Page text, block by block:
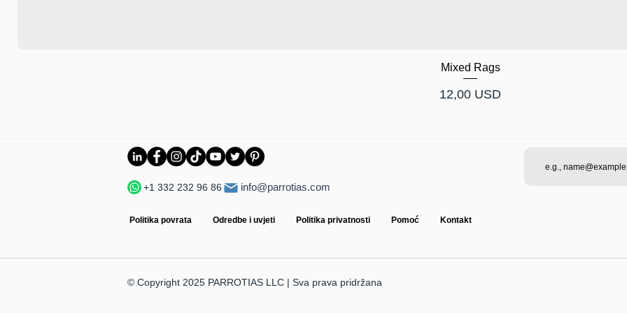
Mixed Rags
Cijena
12,00 USD
+1 332 232 96 86 info@parrotias.com
Politika povrata Odredbe i uvjeti Politika privatnosti Pomoć Kontakt
© Copyright 2025 PARROTIAS LLC | Sva prava pridržana